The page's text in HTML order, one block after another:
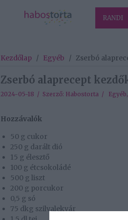
RANDI
Kezdőlap / Egyéb / Zserbó
Zserbó alaprecept
2024-05-18 / Szerző: Habostorta / Egyéb,
Hozzávalók
50 g cukor
250 g darált dió
15 g élesztő
100 g étcsokoládé
500 g liszt
200 g porcukor
0,5 g só
75 dkg szilvalekvár